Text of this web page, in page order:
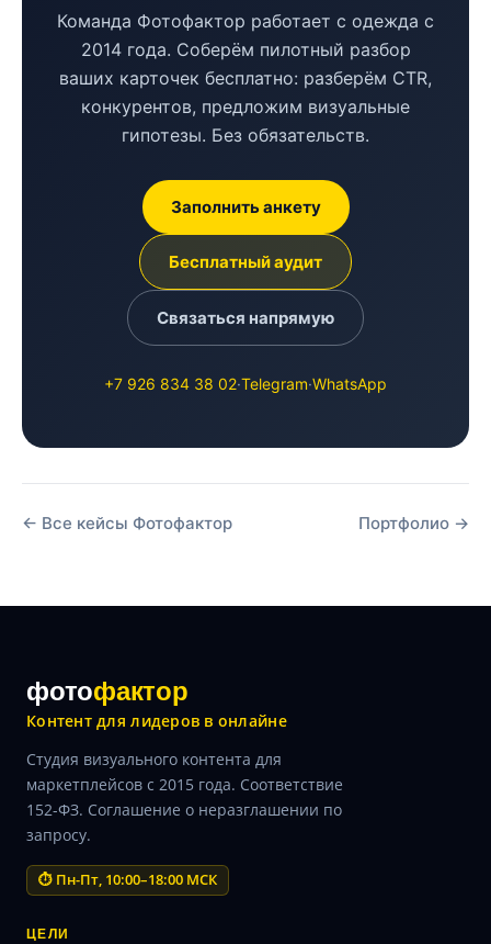
Команда Фотофактор работает с одежда с
2014 года. Соберём пилотный разбор
ваших карточек бесплатно: разберём CTR,
конкурентов, предложим визуальные
гипотезы. Без обязательств.
Заполнить анкету
Бесплатный аудит
Связаться напрямую
+7 926 834 38 02·Telegram·WhatsApp
← Все кейсы Фотофактор Портфолио →
фотофактор
Контент для лидеров в онлайне
Студия визуального контента для
маркетплейсов с 2015 года. Соответствие
152-ФЗ. Соглашение о неразглашении по
запросу.
⏱ Пн-Пт, 10:00–18:00 МСК
ЦЕЛИ